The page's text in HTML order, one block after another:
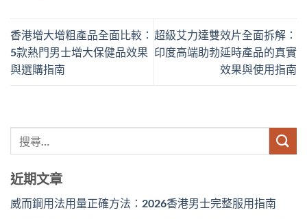
香港增大增粗產品全面比較：
5款熱門男士增大保健品效果
與選購指南
超級艾力達雙效片全面拆解：
印度高端助勃延時產品的真實
效果與使用指南
近期文章
威而鋼用法用量正確方法：2026香港男士完整服用指南